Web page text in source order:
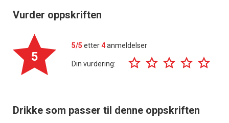
Vurder oppskriften
5
5/5 etter4anmeldelser
Din vurdering:
Drikke som passer til denne oppskriften